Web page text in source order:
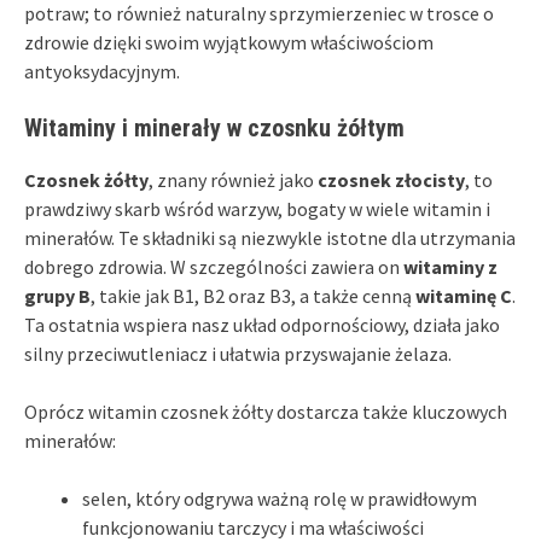
potraw; to również naturalny sprzymierzeniec w trosce o
zdrowie dzięki swoim wyjątkowym właściwościom
antyoksydacyjnym.
Witaminy i minerały w czosnku żółtym
Czosnek żółty, znany również jako czosnek złocisty, to
prawdziwy skarb wśród warzyw, bogaty w wiele witamin i
minerałów. Te składniki są niezwykle istotne dla utrzymania
dobrego zdrowia. W szczególności zawiera on witaminy z
grupy B, takie jak B1, B2 oraz B3, a także cenną witaminę C.
Ta ostatnia wspiera nasz układ odpornościowy, działa jako
silny przeciwutleniacz i ułatwia przyswajanie żelaza.
Oprócz witamin czosnek żółty dostarcza także kluczowych
minerałów:
selen, który odgrywa ważną rolę w prawidłowym
funkcjonowaniu tarczycy i ma właściwości